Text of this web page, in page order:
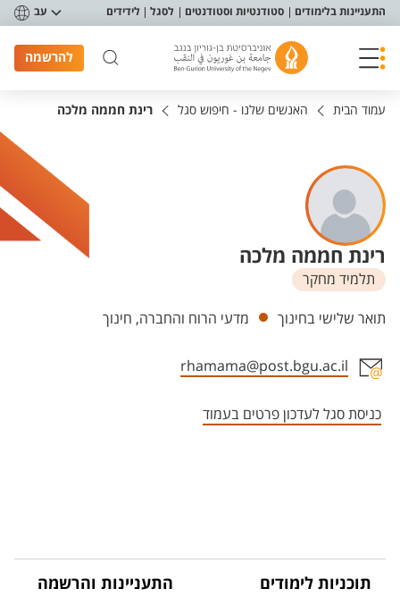
תפריט נגישות
התעניינות בלימודים סטודנטיות וסטודנטים לסגל לידידים עב
להרשמה
עמוד הבית האנשים שלנו - חיפוש סגל רינת חממה מלכה
רינת חממה מלכה
תלמיד מחקר
יחידות
תואר שלישי בחינוך מדעי הרוח והחברה, חינוך
rhamama@post.bgu.ac.il
כניסת סגל לעדכון פרטים בעמוד
תוכניות לימודים התעניינות והרשמה